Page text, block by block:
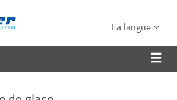
La langue